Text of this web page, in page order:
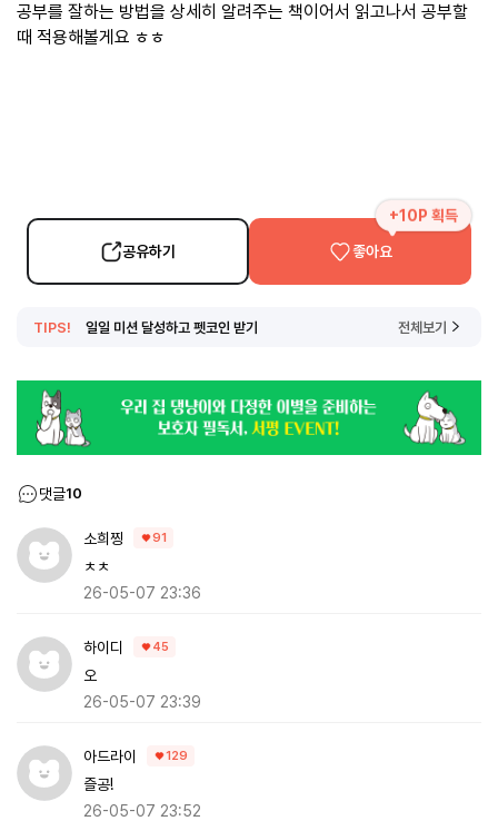
공부를 잘하는 방법을 상세히 알려주는 책이어서 읽고나서 공부할
때 적용해볼게요 ㅎㅎ
공유하기
+10P 획득
좋아요
TIPS! 일일 미션 달성하고 펫코인 받기 전체보기
댓글10
소희찡 91
ㅊㅊ
26-05-07 23:36
하이디 45
오
26-05-07 23:39
아드라이 129
즐공!
26-05-07 23:52